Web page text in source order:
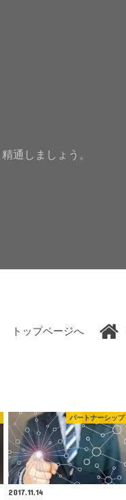
通しましょう。
トップページへ
パートナーシップ
2017.11.14